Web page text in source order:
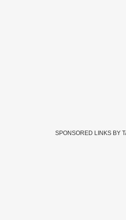
SPONSORED LINKS BY